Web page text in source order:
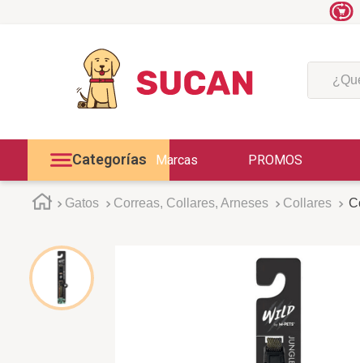
¿Qué
Categorías Marcas PROMOS
Gatos Correas, Collares, Arneses Collares